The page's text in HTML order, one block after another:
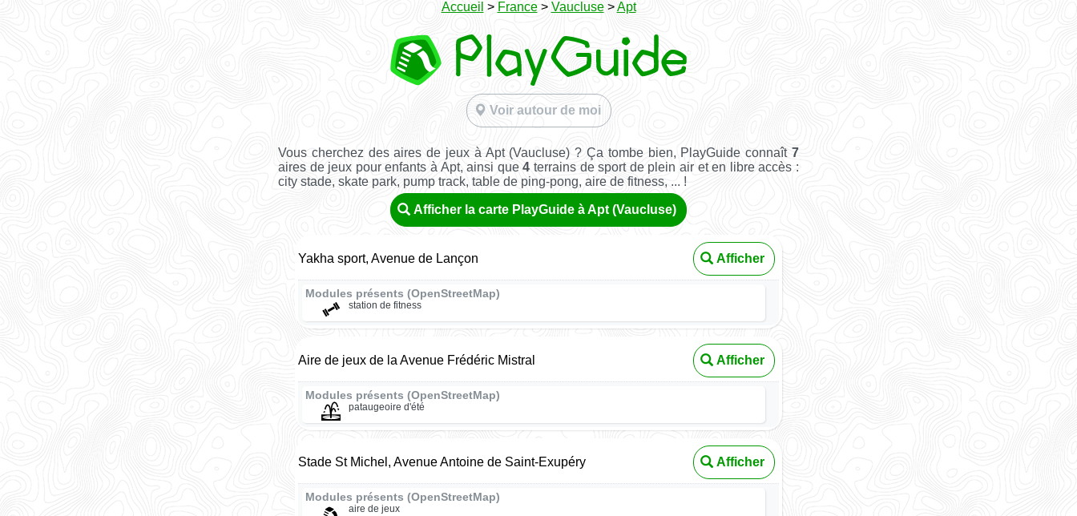
Accueil > France> Vaucluse>Apt
Voir autour de moi
Vous cherchez des aires de jeux à Apt (Vaucluse) ? Ça tombe bien, PlayGuide connaît 7
aires de jeux pour enfants à Apt, ainsi que4 terrains de sport de plein air et en libre accès :
city stade, skate park, pump track, table de ping-pong, aire de fitness, ... !
Afficher la carte PlayGuide à Apt (Vaucluse)
Yakha sport, Avenue de Lançon Afficher
Modules présents (OpenStreetMap)
station de fitness
Aire de jeux de la Avenue Frédéric Mistral Afficher
Modules présents (OpenStreetMap)
pataugeoire d'été
Stade St Michel, Avenue Antoine de Saint-Exupéry Afficher
Modules présents (OpenStreetMap)
aire de jeux